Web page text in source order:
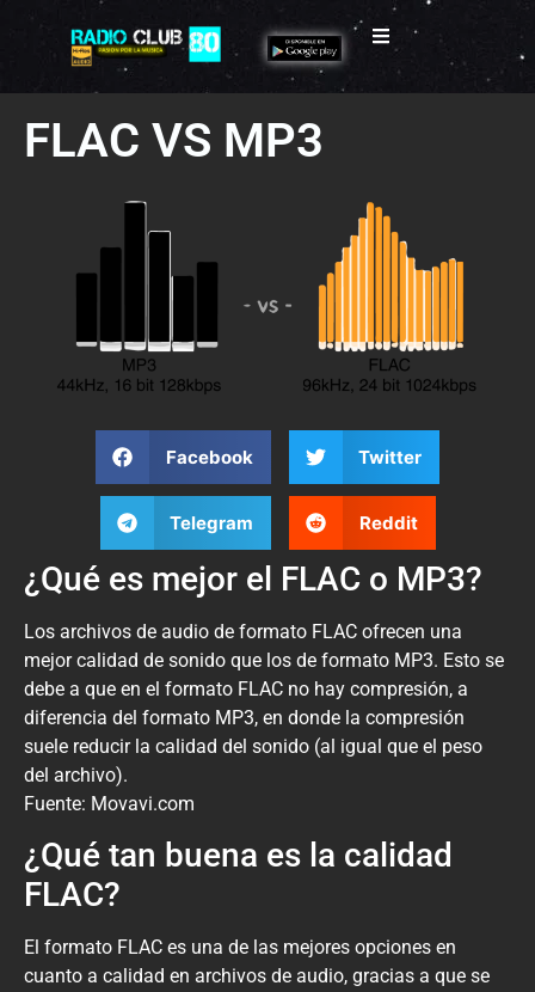
FLAC VS MP3
Facebook Twitter
Telegram Reddit
¿Qué es mejor el FLAC o MP3?
Los archivos de audio de formato FLAC ofrecen una
mejor calidad de sonido que los de formato MP3. Esto se
debe a que en el formato FLAC no hay compresión, a
diferencia del formato MP3, en donde la compresión
suele reducir la calidad del sonido (al igual que el peso
del archivo).
Fuente: Movavi.com
¿Qué tan buena es la calidad
FLAC?
El formato FLAC es una de las mejores opciones en
cuanto a calidad en archivos de audio, gracias a que se